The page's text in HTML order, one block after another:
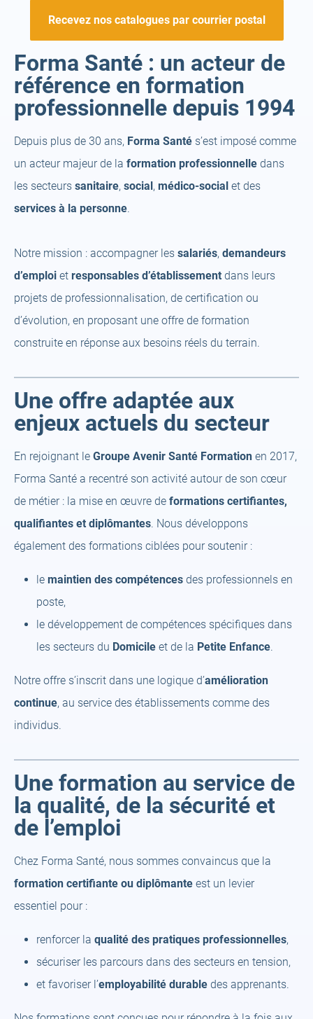
Recevez nos catalogues par courrier postal
Forma Santé : un acteur de
référence en formation
professionnelle depuis 1994
Depuis plus de 30 ans, Forma Santé s’est imposé comme
un acteur majeur de la formation professionnelle dans
les secteurs sanitaire, social, médico-social et des
services à la personne.
Notre mission : accompagner les salariés, demandeurs
d’emploi et responsables d’établissement dans leurs
projets de professionnalisation, de certification ou
d’évolution, en proposant une offre de formation
construite en réponse aux besoins réels du terrain.
Une offre adaptée aux
enjeux actuels du secteur
En rejoignant le Groupe Avenir Santé Formation en 2017,
Forma Santé a recentré son activité autour de son cœur
de métier : la mise en œuvre de formations certifiantes,
qualifiantes et diplômantes. Nous développons
également des formations ciblées pour soutenir :
le maintien des compétences des professionnels en
poste,
le développement de compétences spécifiques dans
les secteurs du Domicile et de la Petite Enfance.
Notre offre s’inscrit dans une logique d’amélioration
continue, au service des établissements comme des
individus.
Une formation au service de
la qualité, de la sécurité et
de l’emploi
Chez Forma Santé, nous sommes convaincus que la
formation certifiante ou diplômante est un levier
essentiel pour :
renforcer la qualité des pratiques professionnelles,
sécuriser les parcours dans des secteurs en tension,
et favoriser l’employabilité durable des apprenants.